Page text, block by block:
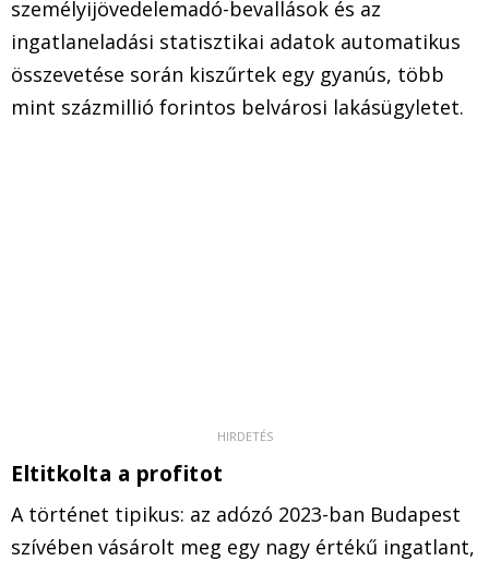
személyijövedelemadó-bevallások és az
ingatlaneladási statisztikai adatok automatikus
összevetése során kiszűrtek egy gyanús, több
mint százmillió forintos belvárosi lakásügyletet.
Eltitkolta a profitot
A történet tipikus: az adózó 2023-ban Budapest
szívében vásárolt meg egy nagy értékű ingatlant,